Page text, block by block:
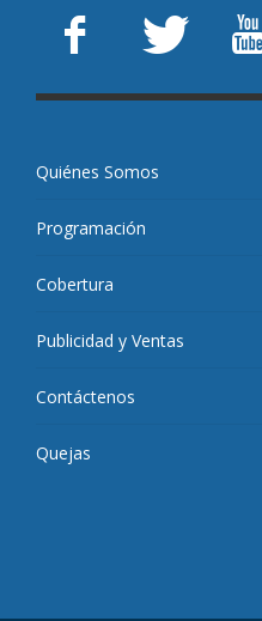
Quiénes Somos
Programación
Cobertura
Publicidad y Ventas
Contáctenos
Quejas